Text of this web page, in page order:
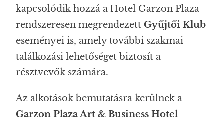
kapcsolódik hozzá a Hotel Garzon Plaza
rendszeresen megrendezettGyűjtői Klub
eseményei is, amely további szakmai
találkozási lehetőséget biztosít a
résztvevők számára.
Az alkotások bemutatásra kerülnek a
Garzon Plaza Art & Business Hotel